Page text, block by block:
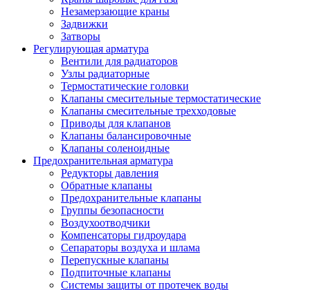
Незамерзающие краны
Задвижки
Затворы
Регулирующая арматура
Вентили для радиаторов
Узлы радиаторные
Термостатические головки
Клапаны смесительные термостатические
Клапаны смесительные трехходовые
Приводы для клапанов
Клапаны балансировочные
Клапаны соленоидные
Предохранительная арматура
Редукторы давления
Обратные клапаны
Предохранительные клапаны
Группы безопасности
Воздухоотводчики
Компенсаторы гидроудара
Сепараторы воздуха и шлама
Перепускные клапаны
Подпиточные клапаны
Системы защиты от протечек воды